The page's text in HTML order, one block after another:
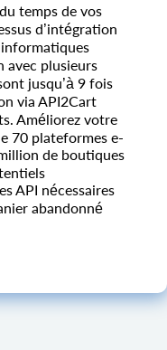
temps de vos
d’intégration
informatiques
avec plusieurs
jusqu’à 9 fois
via API2Cart
Améliorez votre
70 plateformes e-
de boutiques
API nécessaires
abandonné